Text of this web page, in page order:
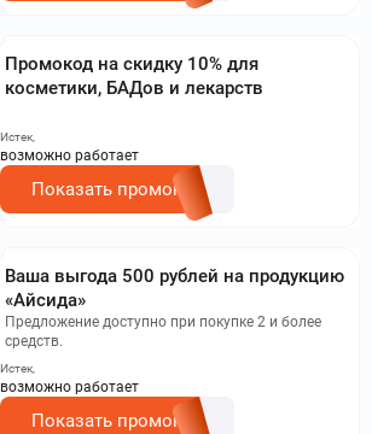
Промокод на скидку 10% для
косметики, БАДов и лекарств
Истек,
возможно работает
Показать промокод
Ваша выгода 500 рублей на продукцию
«Айсида»
Предложение доступно при покупке 2 и более
средств.
Истек,
возможно работает
Показать промокод